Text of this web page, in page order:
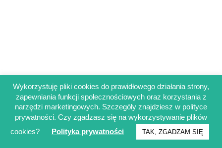
Regulamin sklepu
Polityka prywatności
Obowiązek informacyjny RODO
© Francuskinotesik.pl 2025
Wykorzystuję pliki cookies do prawidłowego działania strony,
zapewniania funkcji społecznościowych oraz korzystania z
narzędzi marketingowych. Szczegóły znajdziesz w polityce
prywatności. Czy zgadzasz się na wykorzystywanie plików
cookies?
Polityka prywatności TAK, ZGADZAM SIĘ